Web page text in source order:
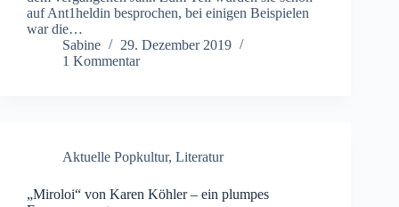
auf Ant1heldin besprochen, bei einigen Beispielen
war die…
Sabine
29. Dezember 2019
1 Kommentar
Aktuelle Popkultur, Literatur
„Miroloi“ von Karen Köhler – ein plumpes